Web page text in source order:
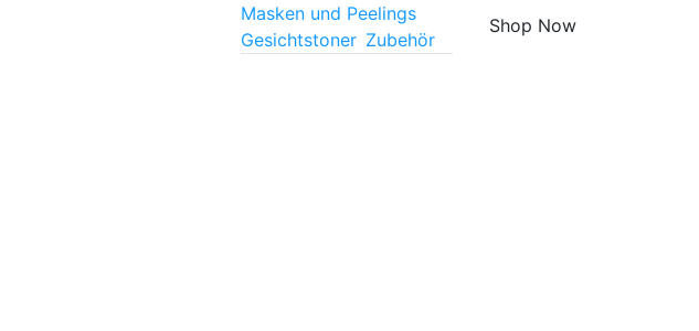
Masken und Peelings
Gesichtstoner Zubehör
Shop Now